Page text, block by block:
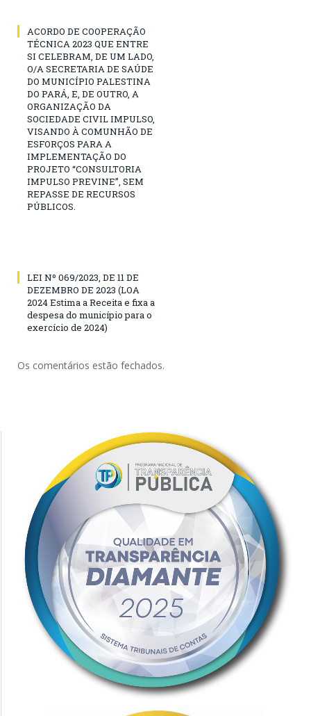
ACORDO DE COOPERAÇÃO
TÉCNICA 2023 QUE ENTRE
SI CELEBRAM, DE UM LADO,
O/A SECRETARIA DE SAÚDE
DO MUNICÍPIO PALESTINA
DO PARÁ, E, DE OUTRO, A
ORGANIZAÇÃO DA
SOCIEDADE CIVIL IMPULSO,
VISANDO À COMUNHÃO DE
ESFORÇOS PARA A
IMPLEMENTAÇÃO DO
PROJETO “CONSULTORIA
IMPULSO PREVINE”, SEM
REPASSE DE RECURSOS
PÚBLICOS.
LEI Nº 069/2023, DE 11 DE
DEZEMBRO DE 2023 (LOA
2024 Estima a Receita e fixa a
despesa do município para o
exercício de 2024)
Os comentários estão fechados.